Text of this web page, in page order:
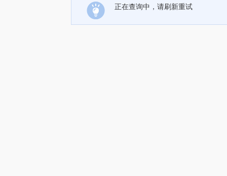
正在查询中，请刷新重试